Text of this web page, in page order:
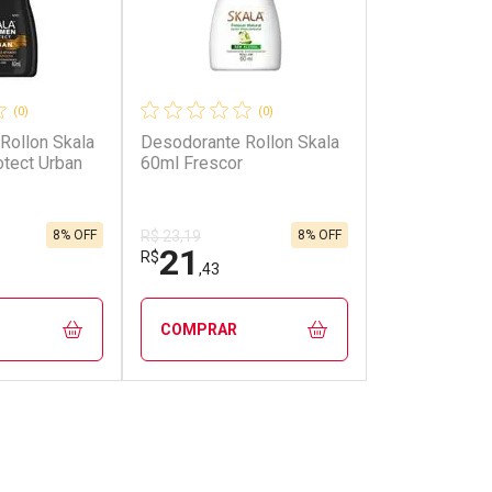
(0)
Skala
Urban
8% OFF
(0)
Desodorante Rollon Skala
60ml Frescor
R$ 23,19
R$21 ,43
8% OFF
COMPRAR